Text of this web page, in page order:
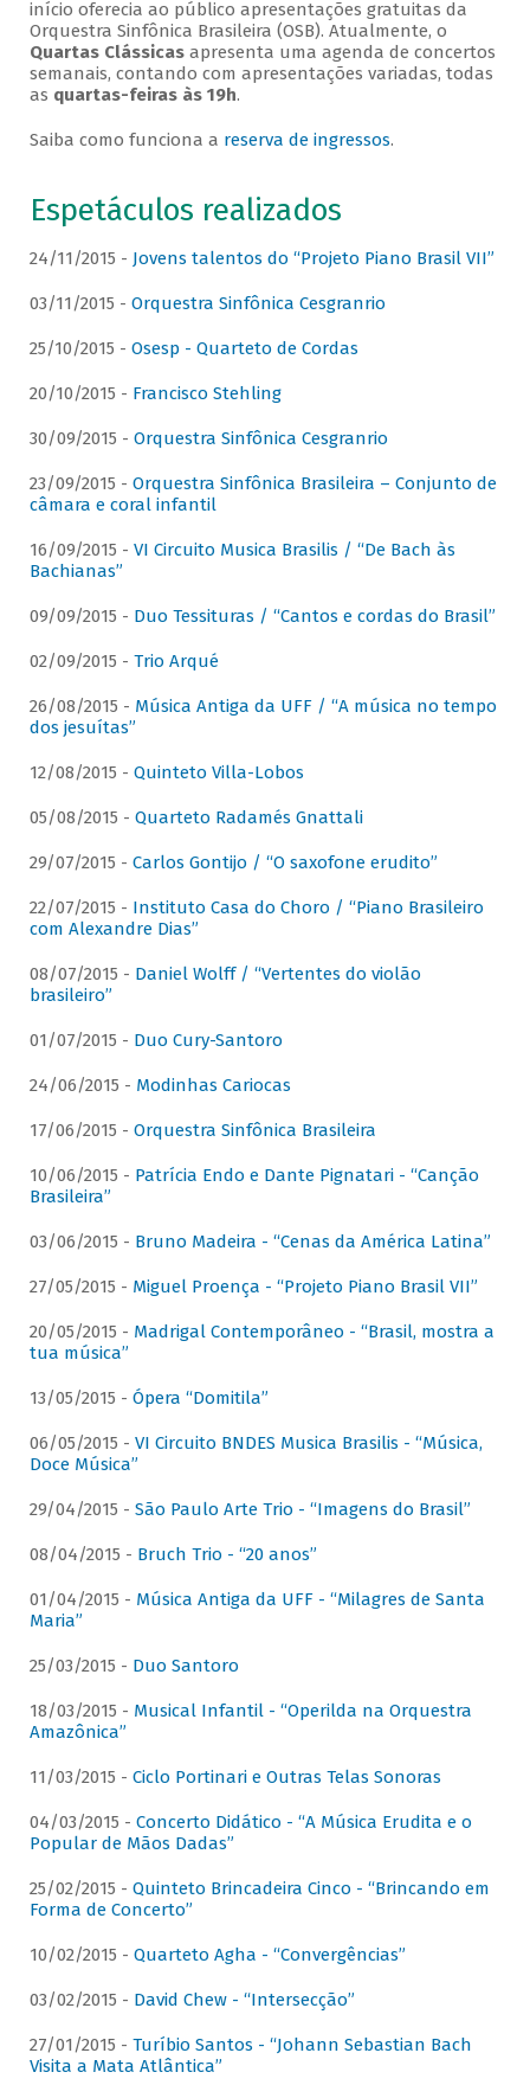
início oferecia ao público apresentações gratuitas da
Orquestra Sinfônica Brasileira (OSB). Atualmente, o
Quartas Clássicasapresenta uma agenda de concertos
semanais, contando com apresentações variadas, todas
as quartas-feiras às 19h.
Saiba como funciona a reserva de ingressos.
Espetáculos realizados
24/11/2015 - Jovens talentos do “Projeto Piano Brasil VII”
03/11/2015 - Orquestra Sinfônica Cesgranrio
25/10/2015 - Osesp - Quarteto de Cordas
20/10/2015 - Francisco Stehling
30/09/2015 - Orquestra Sinfônica Cesgranrio
23/09/2015 - Orquestra Sinfônica Brasileira – Conjunto de
câmara e coral infantil
16/09/2015 - VI Circuito Musica Brasilis / “De Bach às
Bachianas”
09/09/2015 - Duo Tessituras / “Cantos e cordas do Brasil”
02/09/2015 - Trio Arqué
26/08/2015 - Música Antiga da UFF / “A música no tempo
dos jesuítas”
12/08/2015 - Quinteto Villa-Lobos
05/08/2015 - Quarteto Radamés Gnattali
29/07/2015 - Carlos Gontijo / “O saxofone erudito”
22/07/2015 - Instituto Casa do Choro / “Piano Brasileiro
com Alexandre Dias”
08/07/2015 - Daniel Wolff / “Vertentes do violão
brasileiro”
01/07/2015 - Duo Cury-Santoro
24/06/2015 - Modinhas Cariocas
17/06/2015 - Orquestra Sinfônica Brasileira
10/06/2015 - Patrícia Endo e Dante Pignatari - “Canção
Brasileira”
03/06/2015 - Bruno Madeira - “Cenas da América Latina”
27/05/2015 - Miguel Proença - “Projeto Piano Brasil VII”
20/05/2015 - Madrigal Contemporâneo - “Brasil, mostra a
tua música”
13/05/2015 - Ópera “Domitila”
06/05/2015 - VI Circuito BNDES Musica Brasilis - “Música,
Doce Música”
29/04/2015 - São Paulo Arte Trio - “Imagens do Brasil”
08/04/2015 - Bruch Trio - “20 anos”
01/04/2015 - Música Antiga da UFF - “Milagres de Santa
Maria”
25/03/2015 - Duo Santoro
18/03/2015 - Musical Infantil - “Operilda na Orquestra
Amazônica”
11/03/2015 - Ciclo Portinari e Outras Telas Sonoras
04/03/2015 - Concerto Didático - “A Música Erudita e o
Popular de Mãos Dadas”
25/02/2015 - Quinteto Brincadeira Cinco - “Brincando em
Forma de Concerto”
10/02/2015 - Quarteto Agha - “Convergências”
03/02/2015 - David Chew - “Intersecção”
27/01/2015 - Turíbio Santos - “Johann Sebastian Bach
Visita a Mata Atlântica”